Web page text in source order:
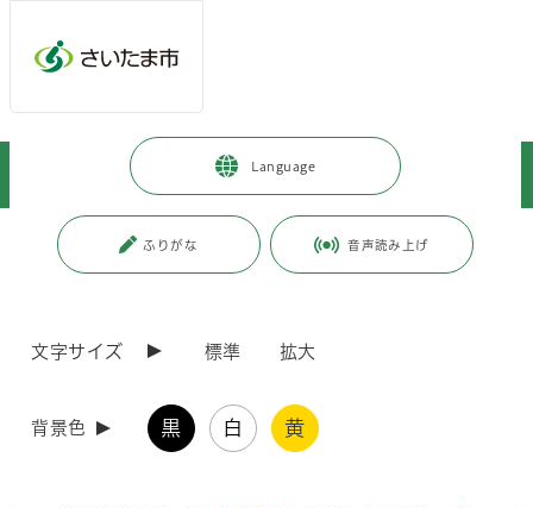
Language
ふりがな 音声読み上げ
文字サイズ 標準 拡大
背景色 黒 白 黄
市政情報 選挙 > 過去の選挙結果
衆議院議員総選挙及び最高裁判所裁判官国民審査（平成15年～平成24年）
更新日付：2016年5月2日 / ページ番号：C018193